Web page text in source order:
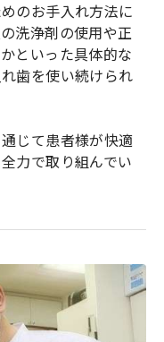
のお手入れ方法に
洗浄剤の使用や正
といった具体的な
歯を使い続けられ
じて患者様が快適
力で取り組んでい